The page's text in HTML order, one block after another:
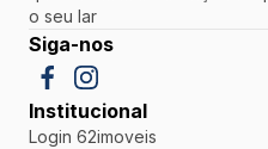
o seu lar
Siga-nos
Institucional
Login 62imoveis